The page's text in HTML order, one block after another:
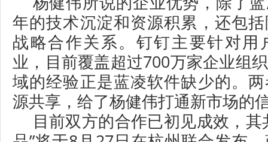
年的技术沉淀和资源积累，还包
战略合作关系。钉钉主要针对用
业，目前覆盖超过700万家企业组
域的经验正是蓝凌软件缺少的。
源共享，给了杨健伟打通新市场的
目前双方的合作已初见成效，其